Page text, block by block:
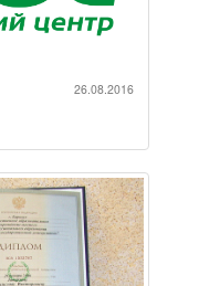
26.08.2016